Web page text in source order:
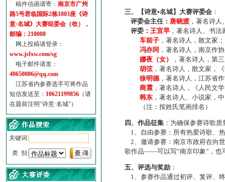
稿件信函请寄： 南京市广州
路5号君临国际2栋1803座《诗
意·名城》大赛组委会（收），
邮编：210008
网上投稿请登录：
www.jsfxw.com/sg
电子邮件请发：
40650086@qq.com
江苏省内参赛选手可将作品
短信发送至： 10621199856 （请
在题前注明“诗意·名城”）
关键词:
类 别:
三、【诗意•名城】大赛评委会 ：
评委会主任： 唐晓渡 ，著名诗
评委： 王宜早 ，著名诗人、书
车前子 ，著名诗人，散文家；
冯亦同 ，著名诗人，南京作
娜夜（女）
，著名诗人，第
胡弦，著名诗人，散文家，
徐明德，著名诗人，江苏省
商震 ，著名诗人，《人民文
韩东 ，著名诗人、小说家，
（注：按姓氏笔画排名）
四、作品征集 ：为确保参赛诗歌
1、自由参赛：所有热爱诗歌、
2、邀请参赛：南京市政府在向
歌作品——可以写“南京印象”，也
五、评选与奖励 ：
1、参赛作品通过初评、复评、